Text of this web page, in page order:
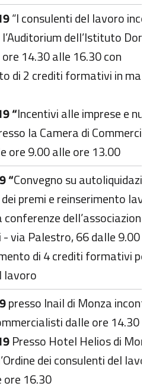
“I consulenti del lavoro
l’Auditorium dell’Istituto Don
14.30 alle 16.30 con
di 2 crediti formativi in
“Incentivi alle imprese e
la Camera di Commercio,
ore 9.00 alle ore 13.00
“Convegno su
premi e reinserimento
dell’associazione
via Palestro, 66 dalle 9.00
di 4 crediti formativi per i
lavoro
presso Inail di Monza
dalle ore 14.30
Presso Hotel Helios di
dei consulenti del
ore 16.30